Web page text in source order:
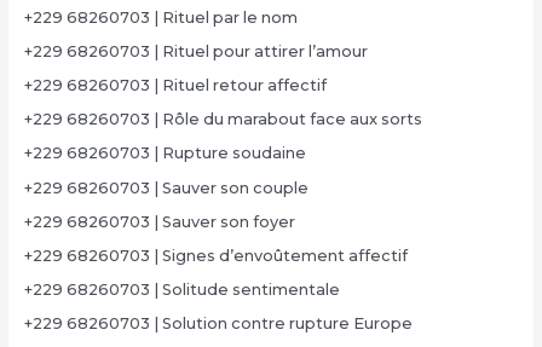
+229 68260703 | Rituel par le nom
+229 68260703 | Rituel pour attirer l’amour
+229 68260703 | Rituel retour affectif
+229 68260703 | Rôle du marabout face aux sorts
+229 68260703 | Rupture soudaine
+229 68260703 | Sauver son couple
+229 68260703 | Sauver son foyer
+229 68260703 | Signes d’envoûtement affectif
+229 68260703 | Solitude sentimentale
+229 68260703 | Solution contre rupture Europe